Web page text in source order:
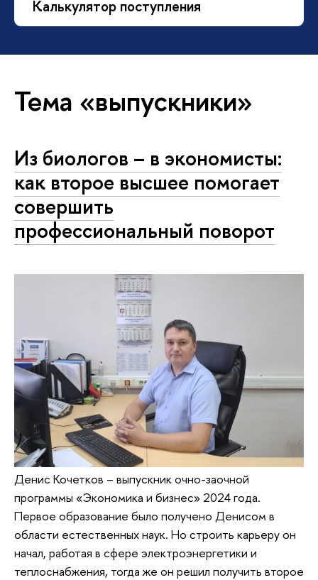
Калькулятор поступления
Тема «выпускники»
Из биологов – в экономисты:
как второе высшее помогает
совершить
профессиональный поворот
Денис Кочетков – выпускник очно-заочной
программы «Экономика и бизнес» 2024 года.
Первое образование было получено Денисом в
области естественных наук. Но строить карьеру он
начал, работая в сфере электроэнергетики и
теплоснабжения, тогда же он решил получить второе